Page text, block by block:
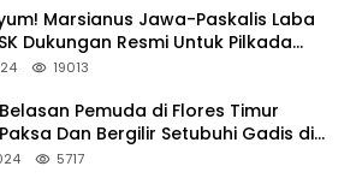
Marsianus Jawa-Paskalis Laba
Dukungan Resmi Untuk Pilkada
19013
Pemuda di Flores Timur
Dan Bergilir Setubuhi Gadis di
5717